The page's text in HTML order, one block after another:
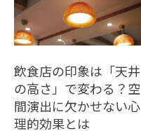
飲食店の印象は「天井
の高さ」で変わる？空
間演出に欠かせない心
理的効果とは